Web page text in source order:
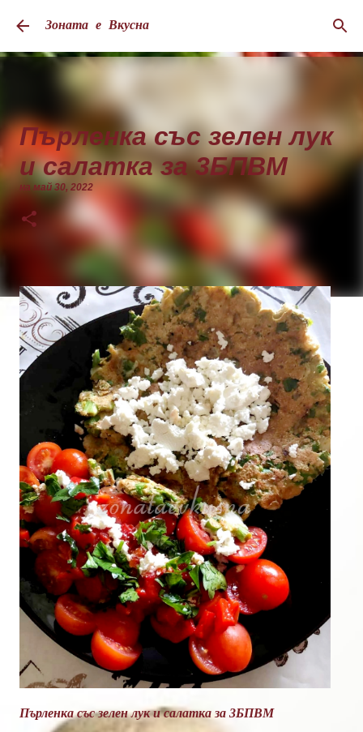
Пропускане към основното съдържание
Зоната е Вкусна
Пърленка със зелен лук
и салатка за 3БПВМ
на май 30, 2022
Пърленка със зелен лук и салатка за 3БПВМ